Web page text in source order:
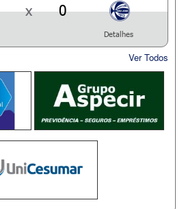
x 0
Detalhes
Ver Todos